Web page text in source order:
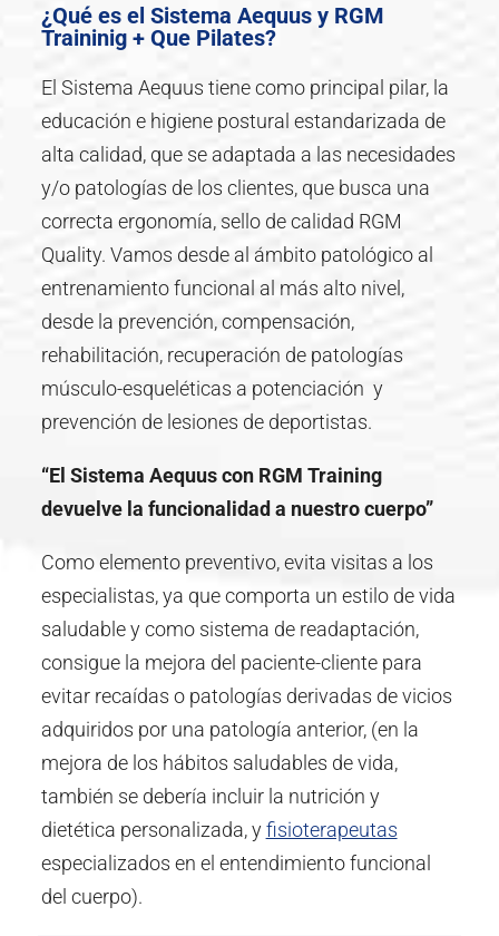
¿Qué es el Sistema Aequus y RGM
Traininig + Que Pilates?
El Sistema Aequus tiene como principal pilar, la
educación e higiene postural estandarizada de
alta calidad, que se adaptada a las necesidades
y/o patologías de los clientes, que busca una
correcta ergonomía, sello de calidad RGM
Quality. Vamos desde al ámbito patológico al
entrenamiento funcional al más alto nivel,
desde la prevención, compensación,
rehabilitación, recuperación de patologías
músculo-esqueléticas a potenciación y
prevención de lesiones de deportistas.
“El Sistema Aequus con RGM Training
devuelve la funcionalidad a nuestro cuerpo”
Como elemento preventivo, evita visitas a los
especialistas, ya que comporta un estilo de vida
saludable y como sistema de readaptación,
consigue la mejora del paciente-cliente para
evitar recaídas o patologías derivadas de vicios
adquiridos por una patología anterior, (en la
mejora de los hábitos saludables de vida,
también se debería incluir la nutrición y
dietética personalizada, yfisioterapeutas
especializados en el entendimiento funcional
del cuerpo).